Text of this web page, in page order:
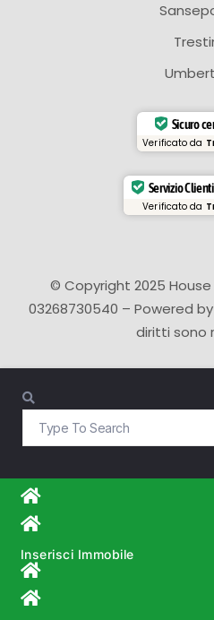
Sicuro
Verificato da
Servizio
Verificato da
© Copyright 2025 House
03268730540 – Powered by
diritti sono
Inserisci Immobile